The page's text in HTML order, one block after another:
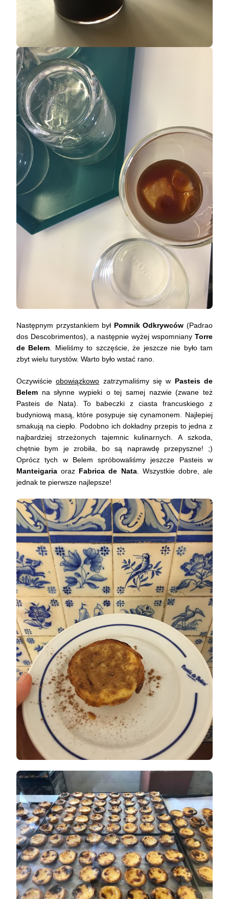
Następnym przystankiem był Pomnik Odkrywców (Padrao
dos Descobrimentos), a następnie wyżej wspomniany Torre
de Belem . Mieliśmy to szczęście, że jeszcze nie było tam
zbyt wielu turystów. Warto było wstać rano.
Oczywiścieobowiązkowo zatrzymaliśmy się w Pasteis de
Belem na słynne wypieki o tej samej nazwie (zwane też
Pasteis de Nata). To babeczki z ciasta francuskiego z
budyniową masą, które posypuje się cynamonem. Najlepiej
smakują na ciepło. Podobno ich dokładny przepis to jedna z
najbardziej strzeżonych tajemnic kulinarnych. A szkoda,
chętnie bym je zrobiła, bo są naprawdę przepyszne! ;)
Oprócz tych w Belem spróbowaliśmy jeszcze Pasteis w
Manteigaria oraz Fabrica de Nata. Wszystkie dobre, ale
jednak te pierwsze najlepsze!